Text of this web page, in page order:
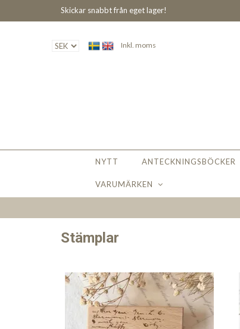
Skickar snabbt från eget lager!
Inkl. moms
NYTT ANTECKNINGSBÖCKER
VARUMÄRKEN
Stämplar